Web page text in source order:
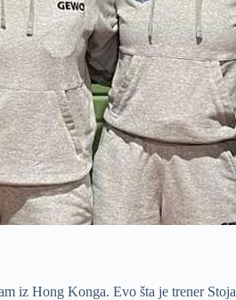
iz Hong Konga. Evo šta je trener